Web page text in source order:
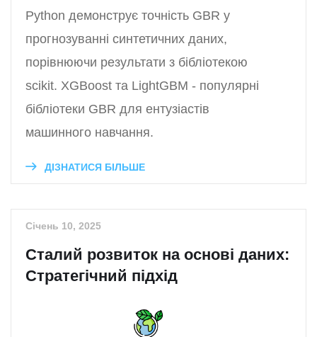
Python демонструє точність GBR у
прогнозуванні синтетичних даних,
порівнюючи результати з бібліотекою
scikit. XGBoost та LightGBM - популярні
бібліотеки GBR для ентузіастів
машинного навчання.
ДІЗНАТИСЯ БІЛЬШЕ
Січень 10, 2025
Сталий розвиток на основі даних:
Стратегічний підхід